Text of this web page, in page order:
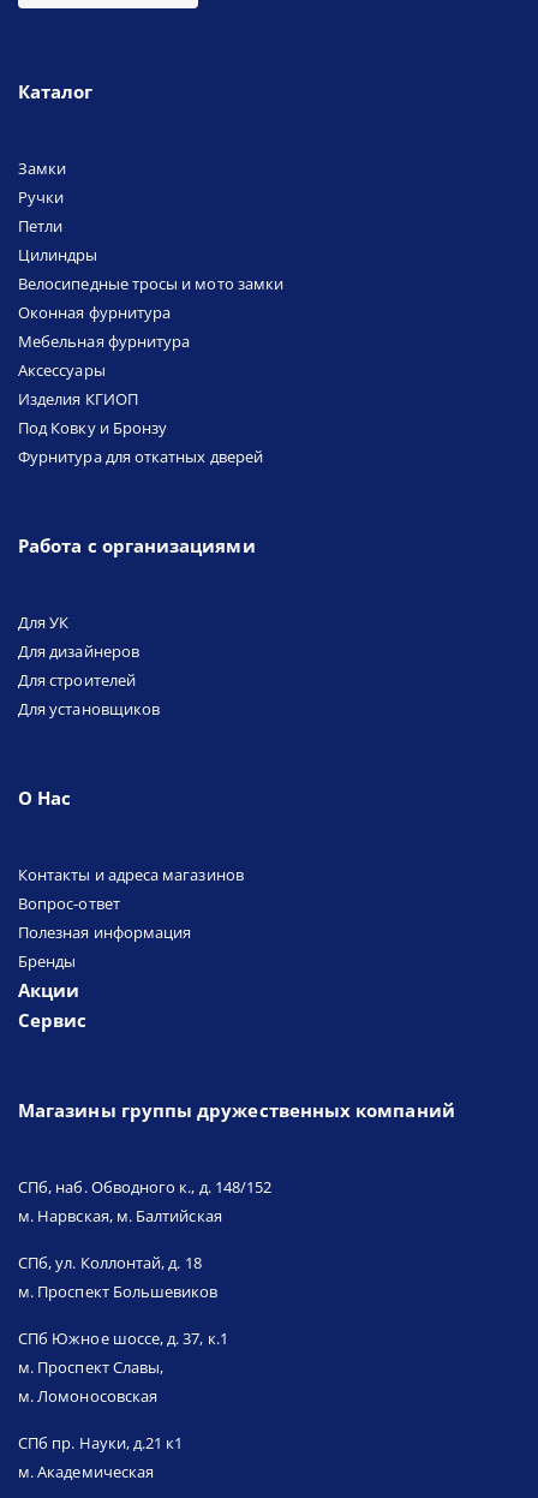
Каталог
Замки
Ручки
Петли
Цилиндры
Велосипедные тросы и мото замки
Оконная фурнитура
Мебельная фурнитура
Аксессуары
Изделия КГИОП
Под Ковку и Бронзу
Фурнитура для откатных дверей
Работа с организациями
Для УК
Для дизайнеров
Для строителей
Для установщиков
О Нас
Контакты и адреса магазинов
Вопрос-ответ
Полезная информация
Бренды
Акции
Сервис
Магазины группы дружественных компаний
СПб, наб. Обводного к., д. 148/152
м. Нарвская, м. Балтийская
СПб, ул. Коллонтай, д. 18
м. Проспект Большевиков
СПб Южное шоссе, д. 37, к.1
м. Проспект Славы,
м. Ломоносовская
СПб пр. Науки, д.21 к1
м. Академическая